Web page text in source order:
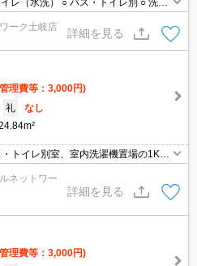
レ（水洗） ○ バス・トイレ別 ○ 洗濯
暖房） ○ 専用ごみ置場 ○ 電気 ○ ガス
） ○ 排水（浄化槽） ○ バルコニー／
リング
ーク土岐店
詳細を見る
理費等：3,000円)
礼
なし
トイレ別室、室内洗濯機置場の1Kで
ネットワー
詳細を見る
理費等：3,000円)